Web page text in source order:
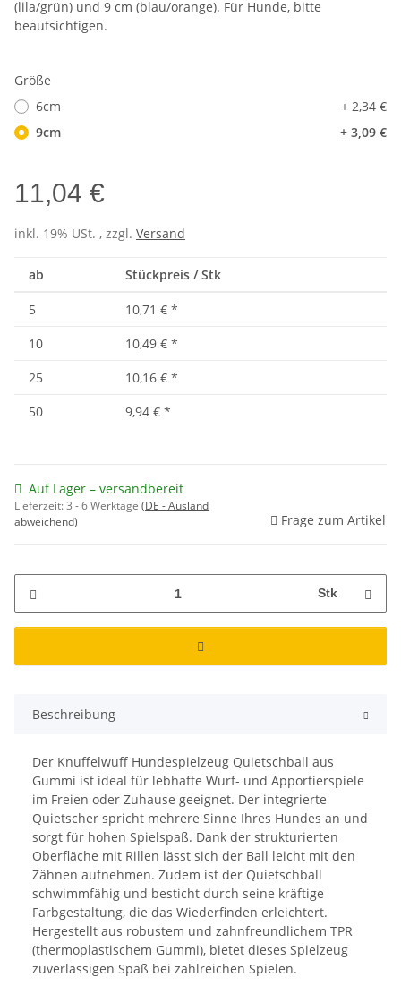
(lila/grün) und 9 cm (blau/orange). Für Hunde, bitte
beaufsichtigen.
Größe
6cm
+ 2,34 €
9cm
+ 3,09 €
11,04 €
inkl. 19% USt. , zzgl. Versand
ab Stückpreis / Stk
5 10,71 € *
10
10,49 € *
25
10,16 € *
50
9,94 € *
Auf Lager – versandbereit
Lieferzeit:3 - 6 Werktage (DE - Ausland
abweichend)
Frage zum Artikel
Stk
Beschreibung
Der Knuffelwuff Hundespielzeug Quietschball aus
Gummi ist ideal für lebhafte Wurf- und Apportierspiele
im Freien oder Zuhause geeignet. Der integrierte
Quietscher spricht mehrere Sinne Ihres Hundes an und
sorgt für hohen Spielspaß. Dank der strukturierten
Oberfläche mit Rillen lässt sich der Ball leicht mit den
Zähnen aufnehmen. Zudem ist der Quietschball
schwimmfähig und besticht durch seine kräftige
Farbgestaltung, die das Wiederfinden erleichtert.
Hergestellt aus robustem und zahnfreundlichem TPR
(thermoplastischem Gummi), bietet dieses Spielzeug
zuverlässigen Spaß bei zahlreichen Spielen.